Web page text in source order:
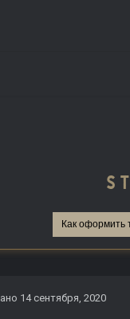
Как оформить
14 сентября, 2020